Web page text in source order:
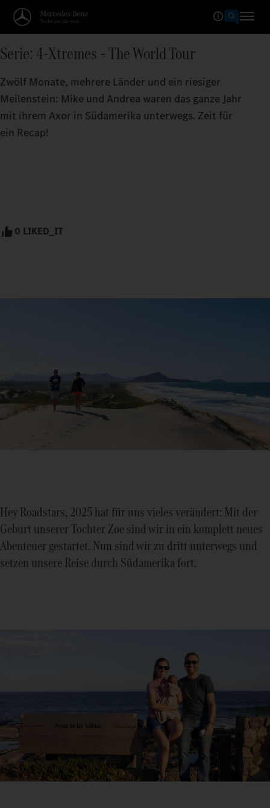
Serie: 4-Xtremes – The World Tour
Zwölf Monate, mehrere Länder und ein riesiger
Meilenstein: Mike und Andrea waren das ganze Jahr
mit ihrem Axor in Südamerika unterwegs. Zeit für
ein Recap!
0 LIKED_IT
Hey Roadstars, 2025 hat für uns vieles verändert: Mit der
Geburt unserer Tochter Zoe sind wir in ein komplett neues
Abenteuer gestartet. Nun sind wir zu dritt unterwegs und
setzen unsere Reise durch Südamerika fort.